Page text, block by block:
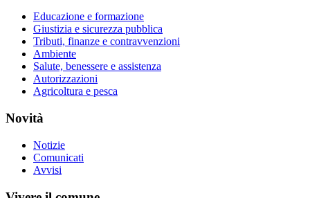
Educazione e formazione
Giustizia e sicurezza pubblica
Tributi, finanze e contravvenzioni
Ambiente
Salute, benessere e assistenza
Autorizzazioni
Agricoltura e pesca
Novità
Notizie
Comunicati
Avvisi